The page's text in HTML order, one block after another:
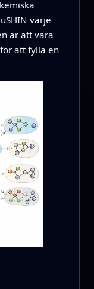
varje
är att vara
att fylla en